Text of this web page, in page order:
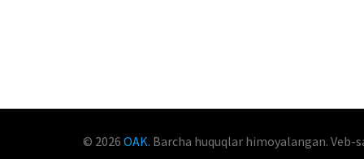
© 2026 OAK. Barcha huquqlar himoyalangan.